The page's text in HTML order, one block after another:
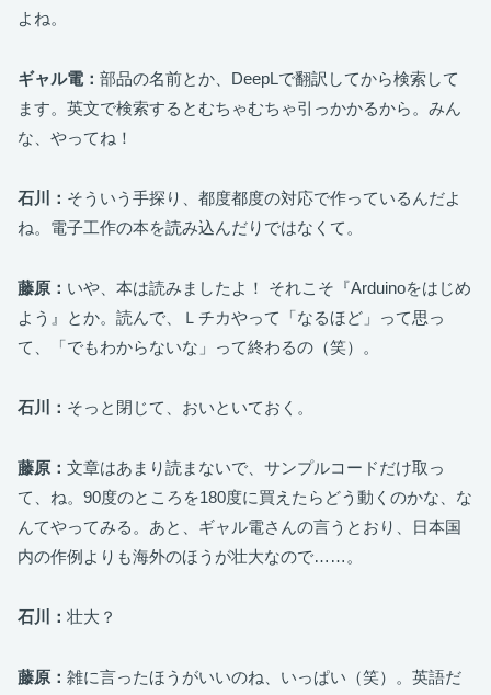
よね。
ギャル電： 部品の名前とか、DeepLで翻訳してから検索して
ます。英文で検索するとむちゃむちゃ引っかかるから。みん
な、やってね！
石川： そういう手探り、都度都度の対応で作っているんだよ
ね。電子工作の本を読み込んだりではなくて。
藤原： いや、本は読みましたよ！ それこそ『Arduinoをはじめ
よう』とか。読んで、Ｌチカやって「なるほど」って思っ
て、「でもわからないな」って終わるの（笑）。
石川： そっと閉じて、おいといておく。
藤原： 文章はあまり読まないで、サンプルコードだけ取っ
て、ね。90度のところを180度に買えたらどう動くのかな、な
んてやってみる。あと、ギャル電さんの言うとおり、日本国
内の作例よりも海外のほうが壮大なので……。
石川： 壮大？
藤原： 雑に言ったほうがいいのね、いっぱい（笑）。英語だ